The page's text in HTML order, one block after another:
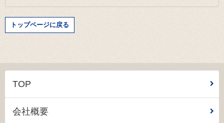
トップページに戻る
TOP
会社概要